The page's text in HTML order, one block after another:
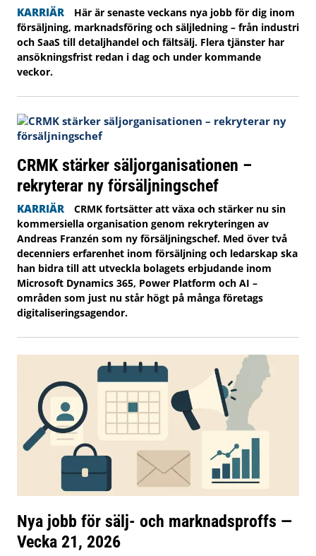
KARRIÄR
Här är senaste veckans nya jobb för dig inom
försäljning, marknadsföring och säljledning – från industri
och SaaS till detaljhandel och fältsälj. Flera tjänster har
ansökningsfrist redan i dag och under kommande
veckor.
CRMK stärker säljorganisationen –
rekryterar ny försäljningschef
KARRIÄR
CRMK fortsätter att växa och stärker nu sin
kommersiella organisation genom rekryteringen av
Andreas Franzén som ny försäljningschef. Med över två
decenniers erfarenhet inom försäljning och ledarskap ska
han bidra till att utveckla bolagets erbjudande inom
Microsoft Dynamics 365, Power Platform och AI –
områden som just nu står högt på många företags
digitaliseringsagendor.
Nya jobb för sälj- och marknadsproffs —
Vecka 21, 2026